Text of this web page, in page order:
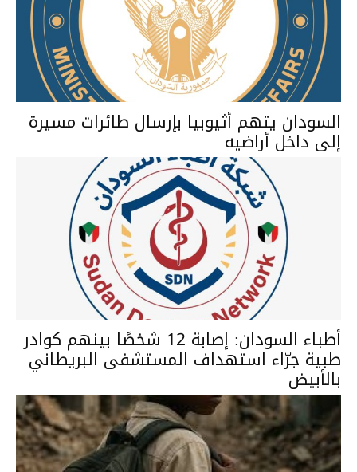
السودان يتهم أثيوبيا بإرسال طائرات مسيرة
إلى داخل أراضيه
أطباء السودان: إصابة 12 شخصًا بينهم كوادر
طبية جرّاء استهداف المستشفى البريطاني
بالأبيض